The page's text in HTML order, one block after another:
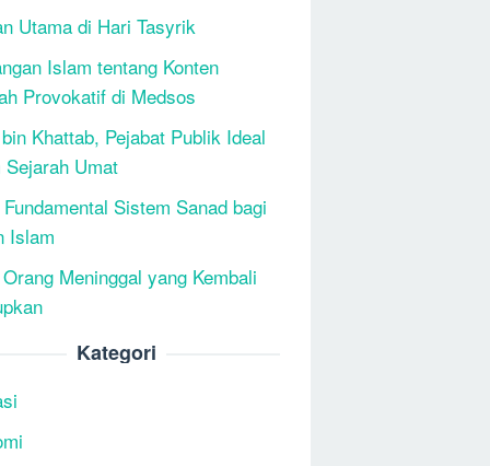
Utama di Hari Tasyrik
Islam tentang Konten
Provokatif di Medsos
Khattab, Pejabat Publik Ideal
Sejarah Umat
Fundamental Sistem Sanad bagi
Islam
Meninggal yang Kembali
Kategori